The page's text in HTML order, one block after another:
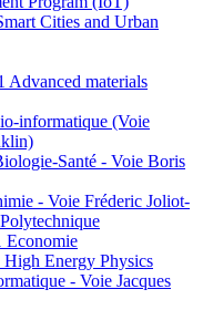
Cities and Urban
materials
informatique (Voie
Santé - Voie Boris
- Voie Fréderic Joliot-
Energy Physics
- Voie Jacques